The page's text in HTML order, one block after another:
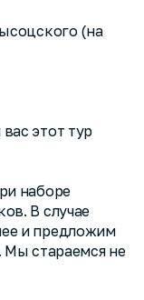
(на
этот тур
наборе
В случае
и предложим
Мы стараемся не